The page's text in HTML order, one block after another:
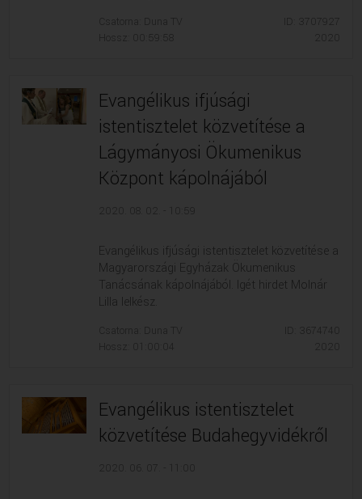
Csatorna: Duna TV
Hossz: 00:59:58
ID: 3707927
Evangélikus ifjúsági
istentisztelet közvetítése a
Lágymányosi Ökumenikus
Központ kápolnájából
Evangélikus ifjúsági istentisztelet közvetítése a
Magyarországi Egyházak Ökumenikus
Tanácsának kápolnájából. Igét hirdet Molnár
Lilla lelkész.
Csatorna: Duna TV
Hossz: 01:00:04
ID: 3674740
Evangélikus istentisztelet
közvetítése Budahegyvidékről
2020. 06. 07. - 11:00